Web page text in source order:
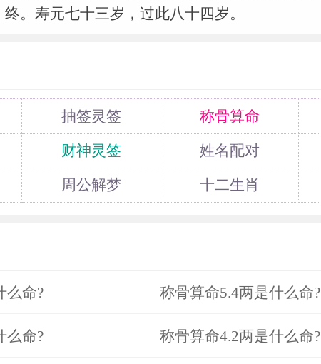
终。寿元七十三岁，过此八十四岁。
抽签灵签 称骨算命
财神灵签
姓名配对
周公解梦
十二生肖
么命? 称骨算命5.4两是什么命?
么命? 称骨算命4.2两是什么命?